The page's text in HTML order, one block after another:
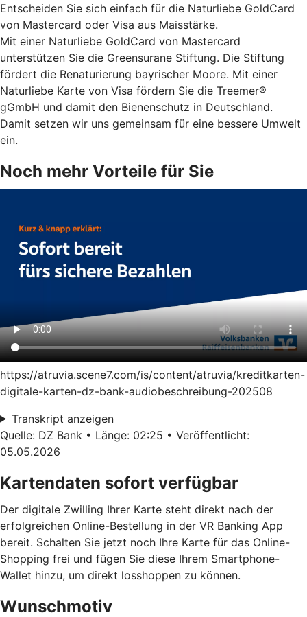
Entscheiden Sie sich einfach für die Naturliebe GoldCard
von Mastercard oder Visa aus Maisstärke.
Mit einer Naturliebe GoldCard von Mastercard
unterstützen Sie die Greensurane Stiftung. Die Stiftung
fördert die Renaturierung bayrischer Moore. Mit einer
Naturliebe Karte von Visa fördern Sie die Treemer®
gGmbH und damit den Bienenschutz in Deutschland.
Damit setzen wir uns gemeinsam für eine bessere Umwelt
ein.
Noch mehr Vorteile für Sie
https://atruvia.scene7.com/is/content/atruvia/kreditkarten-
digitale-karten-dz-bank-audiobeschreibung-202508
Transkript anzeigen
Quelle: DZ Bank • Länge: 02:25 • Veröffentlicht:
05.05.2026
Kartendaten sofort verfügbar
Der digitale Zwilling Ihrer Karte steht direkt nach der
erfolgreichen Online-Bestellung in der VR Banking App
bereit. Schalten Sie jetzt noch Ihre Karte für das Online-
Shopping frei und fügen Sie diese Ihrem Smartphone-
Wallet hinzu, um direkt losshoppen zu können.
Wunschmotiv